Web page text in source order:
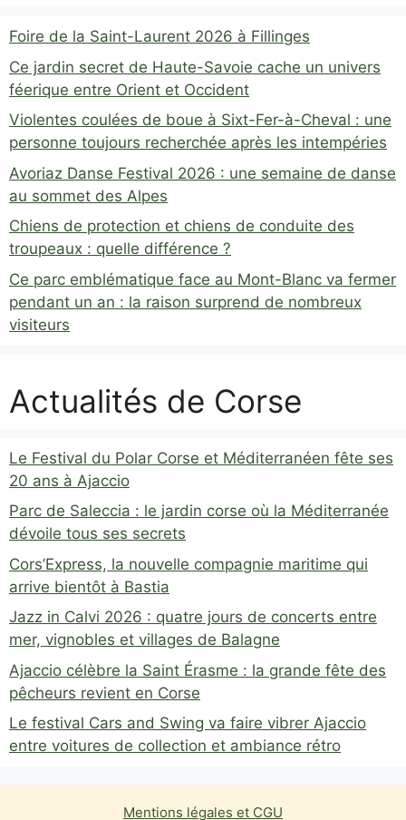
Foire de la Saint-Laurent 2026 à Fillinges
Ce jardin secret de Haute-Savoie cache un univers
féerique entre Orient et Occident
Violentes coulées de boue à Sixt-Fer-à-Cheval : une
personne toujours recherchée après les intempéries
Avoriaz Danse Festival 2026 : une semaine de danse
au sommet des Alpes
Chiens de protection et chiens de conduite des
troupeaux : quelle différence ?
Ce parc emblématique face au Mont-Blanc va fermer
pendant un an : la raison surprend de nombreux
visiteurs
Actualités de Corse
Le Festival du Polar Corse et Méditerranéen fête ses
20 ans à Ajaccio
Parc de Saleccia : le jardin corse où la Méditerranée
dévoile tous ses secrets
Cors’Express, la nouvelle compagnie maritime qui
arrive bientôt à Bastia
Jazz in Calvi 2026 : quatre jours de concerts entre
mer, vignobles et villages de Balagne
Ajaccio célèbre la Saint Érasme : la grande fête des
pêcheurs revient en Corse
Le festival Cars and Swing va faire vibrer Ajaccio
entre voitures de collection et ambiance rétro
Mentions légales et CGU